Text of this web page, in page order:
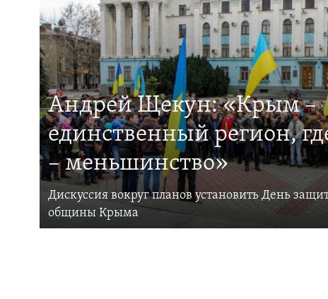
Андрей Щекун: «Крым –
единственный регион,
– меньшинство»
Дискуссия вокруг планов установить День
общины Крыма